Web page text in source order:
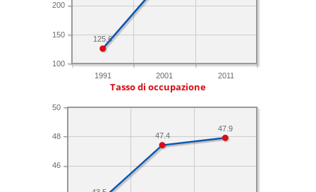
1991 2001 2011
100
150
200
125.6
Tasso di occupazione
46
48
50
47.9
47.4